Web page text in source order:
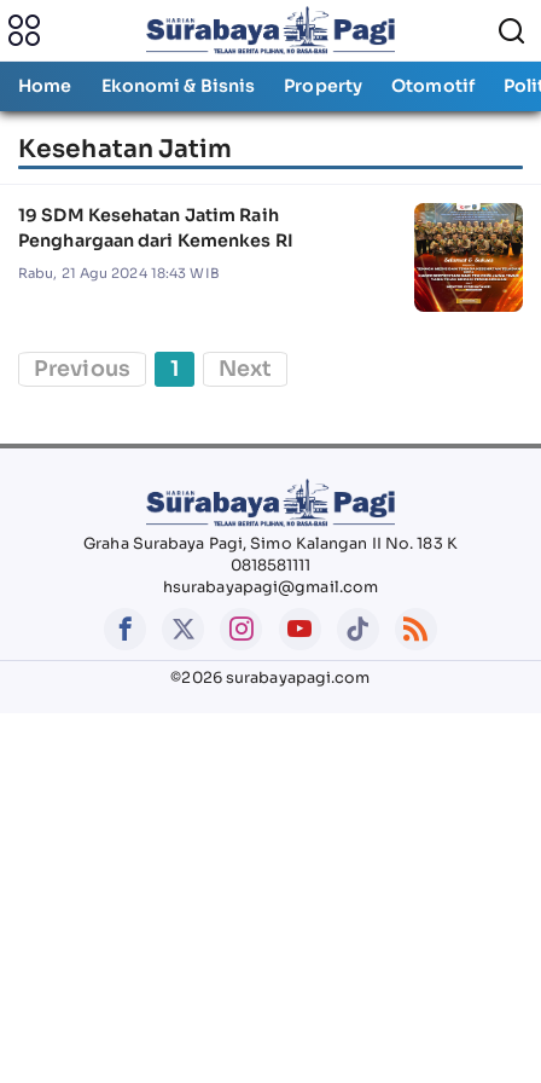
Home Ekonomi & Bisnis Property Otomotif
Kesehatan Jatim
19 SDM Kesehatan Jatim Raih
Penghargaan dari Kemenkes RI
Rabu, 21 Agu 2024 18:43 WIB
Previous 1 Next
Graha Surabaya Pagi, Simo Kalangan II No. 183 K
0818581111
hsurabayapagi@gmail.com
©2026 surabayapagi.com